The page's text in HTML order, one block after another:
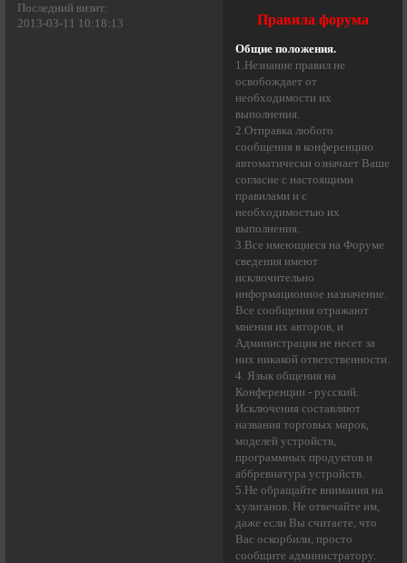
Последний визит:
2013-03-11 10:18:13
Правила форума
Общие положения.
1.Незнание правил не
освобождает от
необходимости их
выполнения.
2.Отправка любого
сообщения в конференцию
автоматически означает Ваше
согласие с настоящими
правилами и с
необходимостью их
выполнения.
3.Все имеющиеся на Форуме
сведения имеют
исключительно
информационное назначение.
Все сообщения отражают
мнения их авторов, и
Администрация не несет за
них никакой ответственности.
4. Язык общения на
Конференции - русский.
Исключения составляют
названия торговых марок,
моделей устройств,
программных продуктов и
аббревиатура устройств.
5.Не обращайте внимания на
хулиганов. Не отвечайте им,
даже если Вы считаете, что
Вас оскорбили, просто
сообщите администратору.